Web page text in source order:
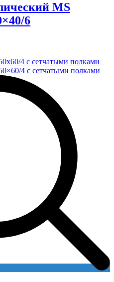
MS
6